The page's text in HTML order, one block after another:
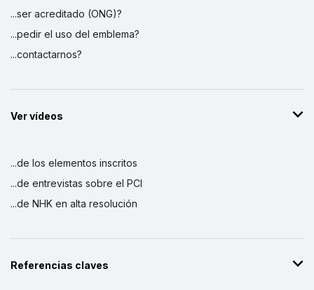
...ser acreditado (ONG)?
...pedir el uso del emblema?
...contactarnos?
Ver vídeos
...de los elementos inscritos
...de entrevistas sobre el PCI
...de NHK en alta resolución
Referencias claves